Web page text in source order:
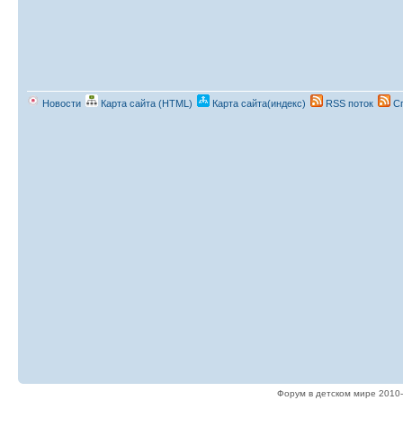
Новости Карта сайта (HTML) Карта сайта(индекс) RSS поток
Форум в детском мире